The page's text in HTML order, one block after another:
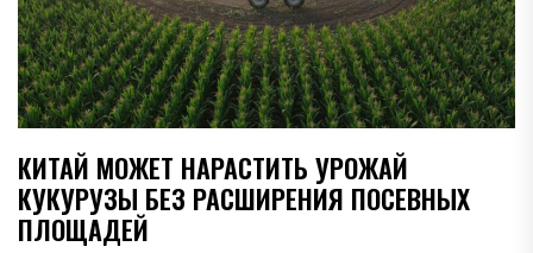
КИТАЙ МОЖЕТ НАРАСТИТЬ УРОЖАЙ
КУКУРУЗЫ БЕЗ РАСШИРЕНИЯ ПОСЕВНЫХ
ПЛОЩАДЕЙ